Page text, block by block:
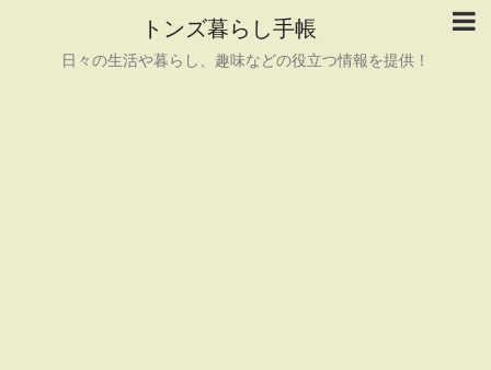
トンズ暮らし手帳
日々の生活や暮らし、趣味などの役立つ情報を提供！